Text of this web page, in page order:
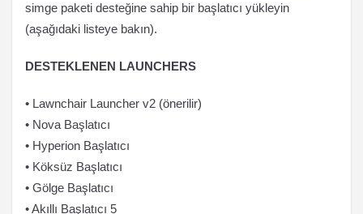
simge paketi desteğine sahip bir başlatıcı yükleyin
(aşağıdaki listeye bakın).
DESTEKLENEN LAUNCHERS
• Lawnchair Launcher v2 (önerilir)
• Nova Başlatıcı
• Hyperion Başlatıcı
• Köksüz Başlatıcı
• Gölge Başlatıcı
• Akıllı Başlatıcı 5